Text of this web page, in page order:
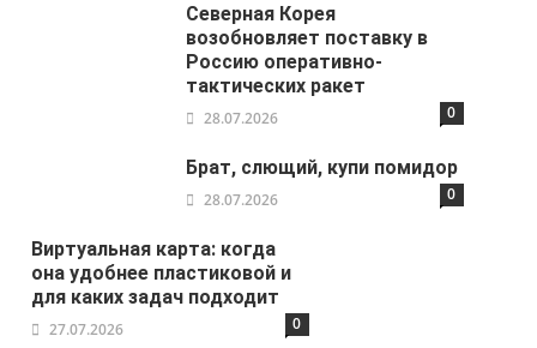
Северная Корея
возобновляет поставку в
Россию оперативно-
тактических ракет
28.07.2026 0
Брат, слющий, купи помидор
28.07.2026 0
Виртуальная карта: когда
она удобнее пластиковой и
для каких задач подходит
27.07.2026 0